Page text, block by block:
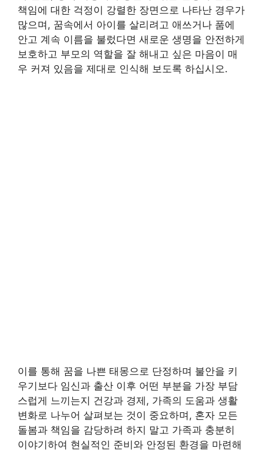
책임에 대한 걱정이 강렬한 장면으로 나타난 경우가
많으며, 꿈속에서 아이를 살리려고 애쓰거나 품에
안고 계속 이름을 불렀다면 새로운 생명을 안전하게
보호하고 부모의 역할을 잘 해내고 싶은 마음이 매
우 커져 있음을 제대로 인식해 보도록 하십시오.
이를 통해 꿈을 나쁜 태몽으로 단정하며 불안을 키
우기보다 임신과 출산 이후 어떤 부분을 가장 부담
스럽게 느끼는지 건강과 경제, 가족의 도움과 생활
변화로 나누어 살펴보는 것이 중요하며, 혼자 모든
돌봄과 책임을 감당하려 하지 말고 가족과 충분히
이야기하여 현실적인 준비와 안정된 환경을 마련해